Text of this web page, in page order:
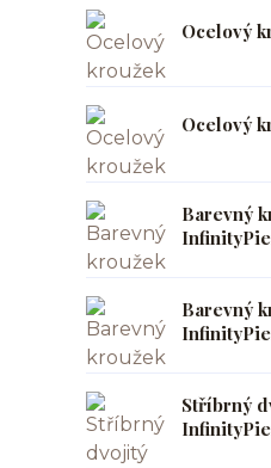
Ocelový
Ocelový
Barevný
Barevný
Stříbrný